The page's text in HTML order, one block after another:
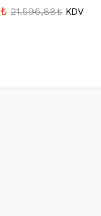
₺ 21.596,88₺ KDV